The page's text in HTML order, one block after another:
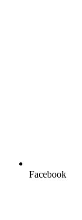
Facebook